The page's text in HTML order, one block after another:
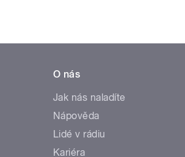
O nás
Jak nás naladíte
Nápověda
Lidé v rádiu
Kariéra